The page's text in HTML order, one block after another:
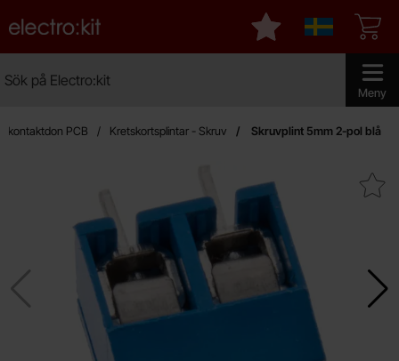
Meny
Startsidan för Electro:kit
Sverige
Mina favoriter
kontaktdon PCB Kretskortsplintar - Skruv Skruvplint 5mm 2-pol blå
Makera skruvplint 5mm